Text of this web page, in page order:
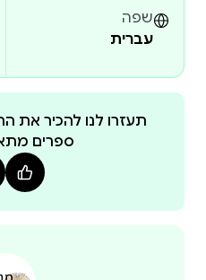
שפה
עברית
תעזרו לנו להכיר את
ספרים